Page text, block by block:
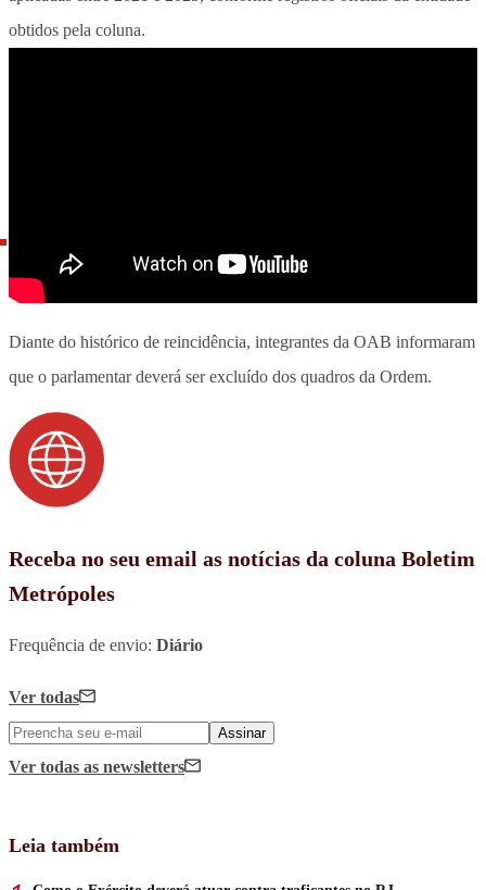
obtidos pela coluna.
Diante do histórico de reincidência, integrantes da OAB informaram
que o parlamentar deverá ser excluído dos quadros da Ordem.
Receba no seu email as notícias da coluna Boletim
Metrópoles
Frequência de envio: Diário
Ver todas
Assinar
Ver todas as newsletters
Leia também